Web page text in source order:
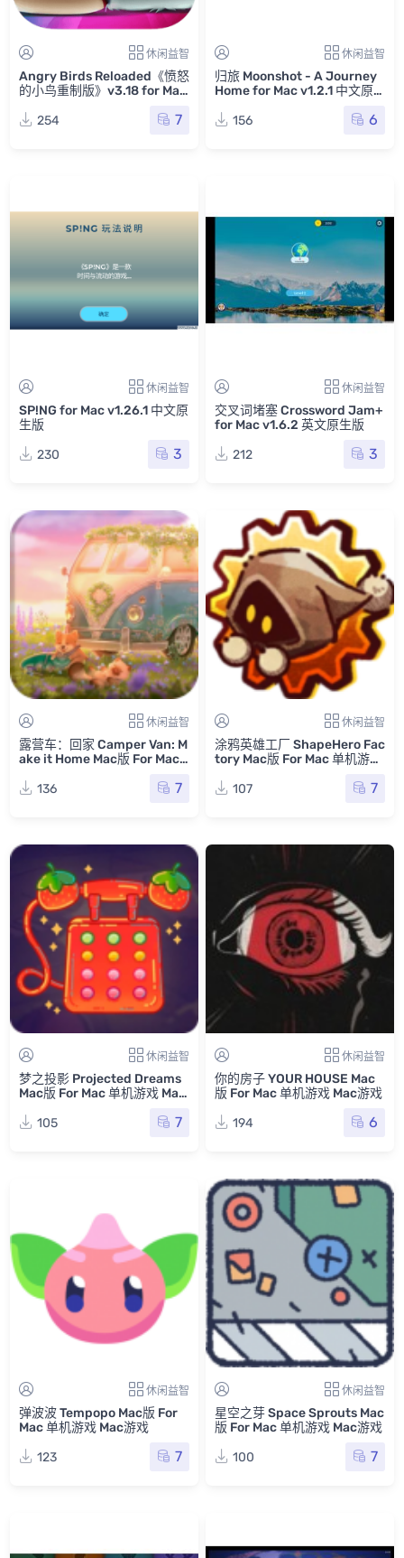
休闲益智
Angry Birds Reloaded《愤怒
的小鸟重制版》v3.18 for Mac
254
7
休闲益智
归旅 Moonshot - A Journey
Home for Mac v1.2.1 中文原
156
6
休闲益智
SP!NG for Mac v1.26.1 中文原
生版
230
3
休闲益智
交叉词堵塞 Crossword Jam+
for Mac v1.6.2 英文原生版
212
3
休闲益智
露营车：回家 Camper Van: M
ake it Home Mac版 For Mac
136
7
休闲益智
涂鸦英雄工厂 ShapeHero Fac
tory Mac版 For Mac 单机游戏
107
7
休闲益智
梦之投影 Projected Dreams
Mac版 For Mac 单机游戏 Mac
105
7
休闲益智
你的房子 YOUR HOUSE Mac
版 For Mac 单机游戏 Mac游戏
194
6
休闲益智
弹波波 Tempopo Mac版 For
Mac 单机游戏 Mac游戏
123
7
休闲益智
星空之芽 Space Sprouts Mac
版 For Mac 单机游戏 Mac游戏
100
7